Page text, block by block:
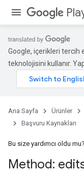
Google, içerikleri tercih
teknolojisini kullanır.
Ana Sayfa Ürünler
Başvuru Kaynakları
Bu size yardımcı oldu mu?
Method: